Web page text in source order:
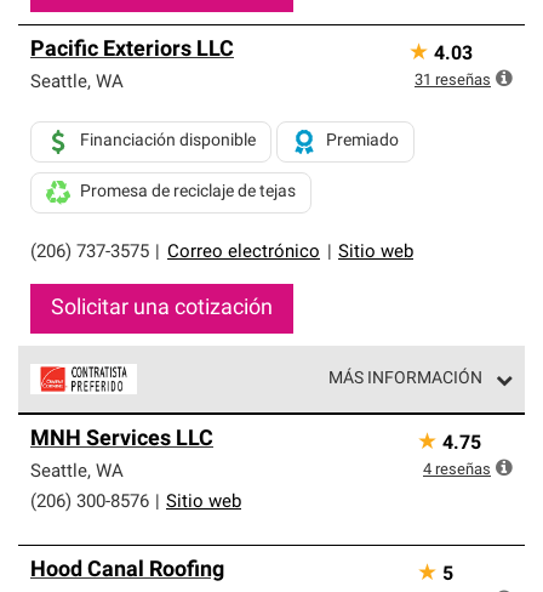
Pacific Exteriors LLC
Seattle, WA
(206) 737-3575 Correo electrónico Sitio web
Financiación disponible Premiado
Promesa de reciclaje de tejas
Solicitar una cotización
★ 4.03
31 reseñas
MÁS INFORMACIÓN
parte de una red exclusiva de profesionales de techos
que cumplen con altos estándares y requisitos estrictos
de profesionalismo y confiabilidad.
MNH Services LLC
Seattle, WA
(206) 300-8576
Sitio web
★ 4.75
4 reseñas
Hood Canal Roofing ★ 5